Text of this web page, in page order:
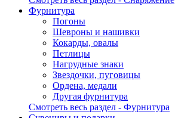
Фурнитура
Погоны
Шевроны и нашивки
Кокарды, овалы
Петлицы
Нагрудные знаки
Звездочки, пуговицы
Ордена, медали
Другая фурнитура
Смотреть весь раздел - Фурнитура